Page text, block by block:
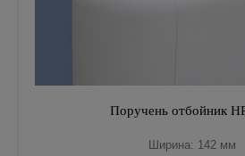
Поручень отбойник
Ширина: 142 мм